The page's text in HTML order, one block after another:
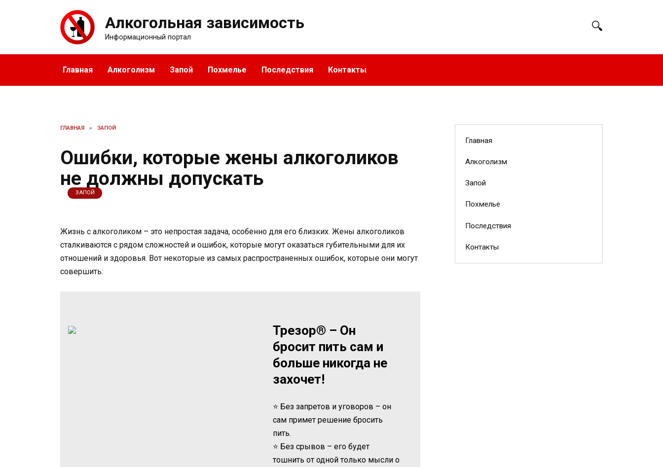
Алкогольная зависимость
Информационный портал
Главная Алкоголизм Запой Похмелье Последствия Контакты
ГЛАВНАЯ » ЗАПОЙ
Ошибки, которые жены алкоголиков
не должны допускать
ЗАПОЙ
Жизнь с алкоголиком – это непростая задача, особенно для его близких. Жены алкоголиков
сталкиваются с рядом сложностей и ошибок, которые могут оказаться губительными для их
отношений и здоровья. Вот некоторые из самых распространенных ошибок, которые они могут
совершить:
Трезор® – Он
бросит пить сам и
больше никогда не
захочет!
⭐ Без запретов и уговоров – он
сам примет решение бросить
пить.
⭐ Без срывов – его будет
тошнить от одной только мысли о
Главная
Алкоголизм
Запой
Похмелье
Последствия
Контакты